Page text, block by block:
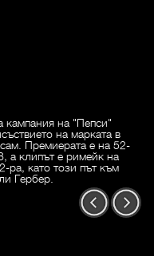
на "Пепси"
на марката в
Премиерата е на 52-
а клипът е римейк на
ра, като този път към
Гербер.